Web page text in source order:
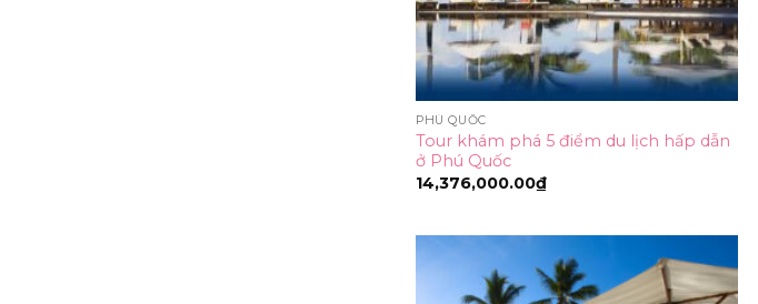
PHÚ QUỐC
Tour khám phá 5 điểm du lịch hấp dẫn
ở Phú Quốc
14,376,000.00₫